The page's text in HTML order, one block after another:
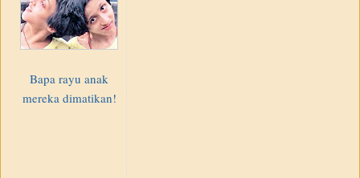
Bapa rayu anak
mereka dimatikan!